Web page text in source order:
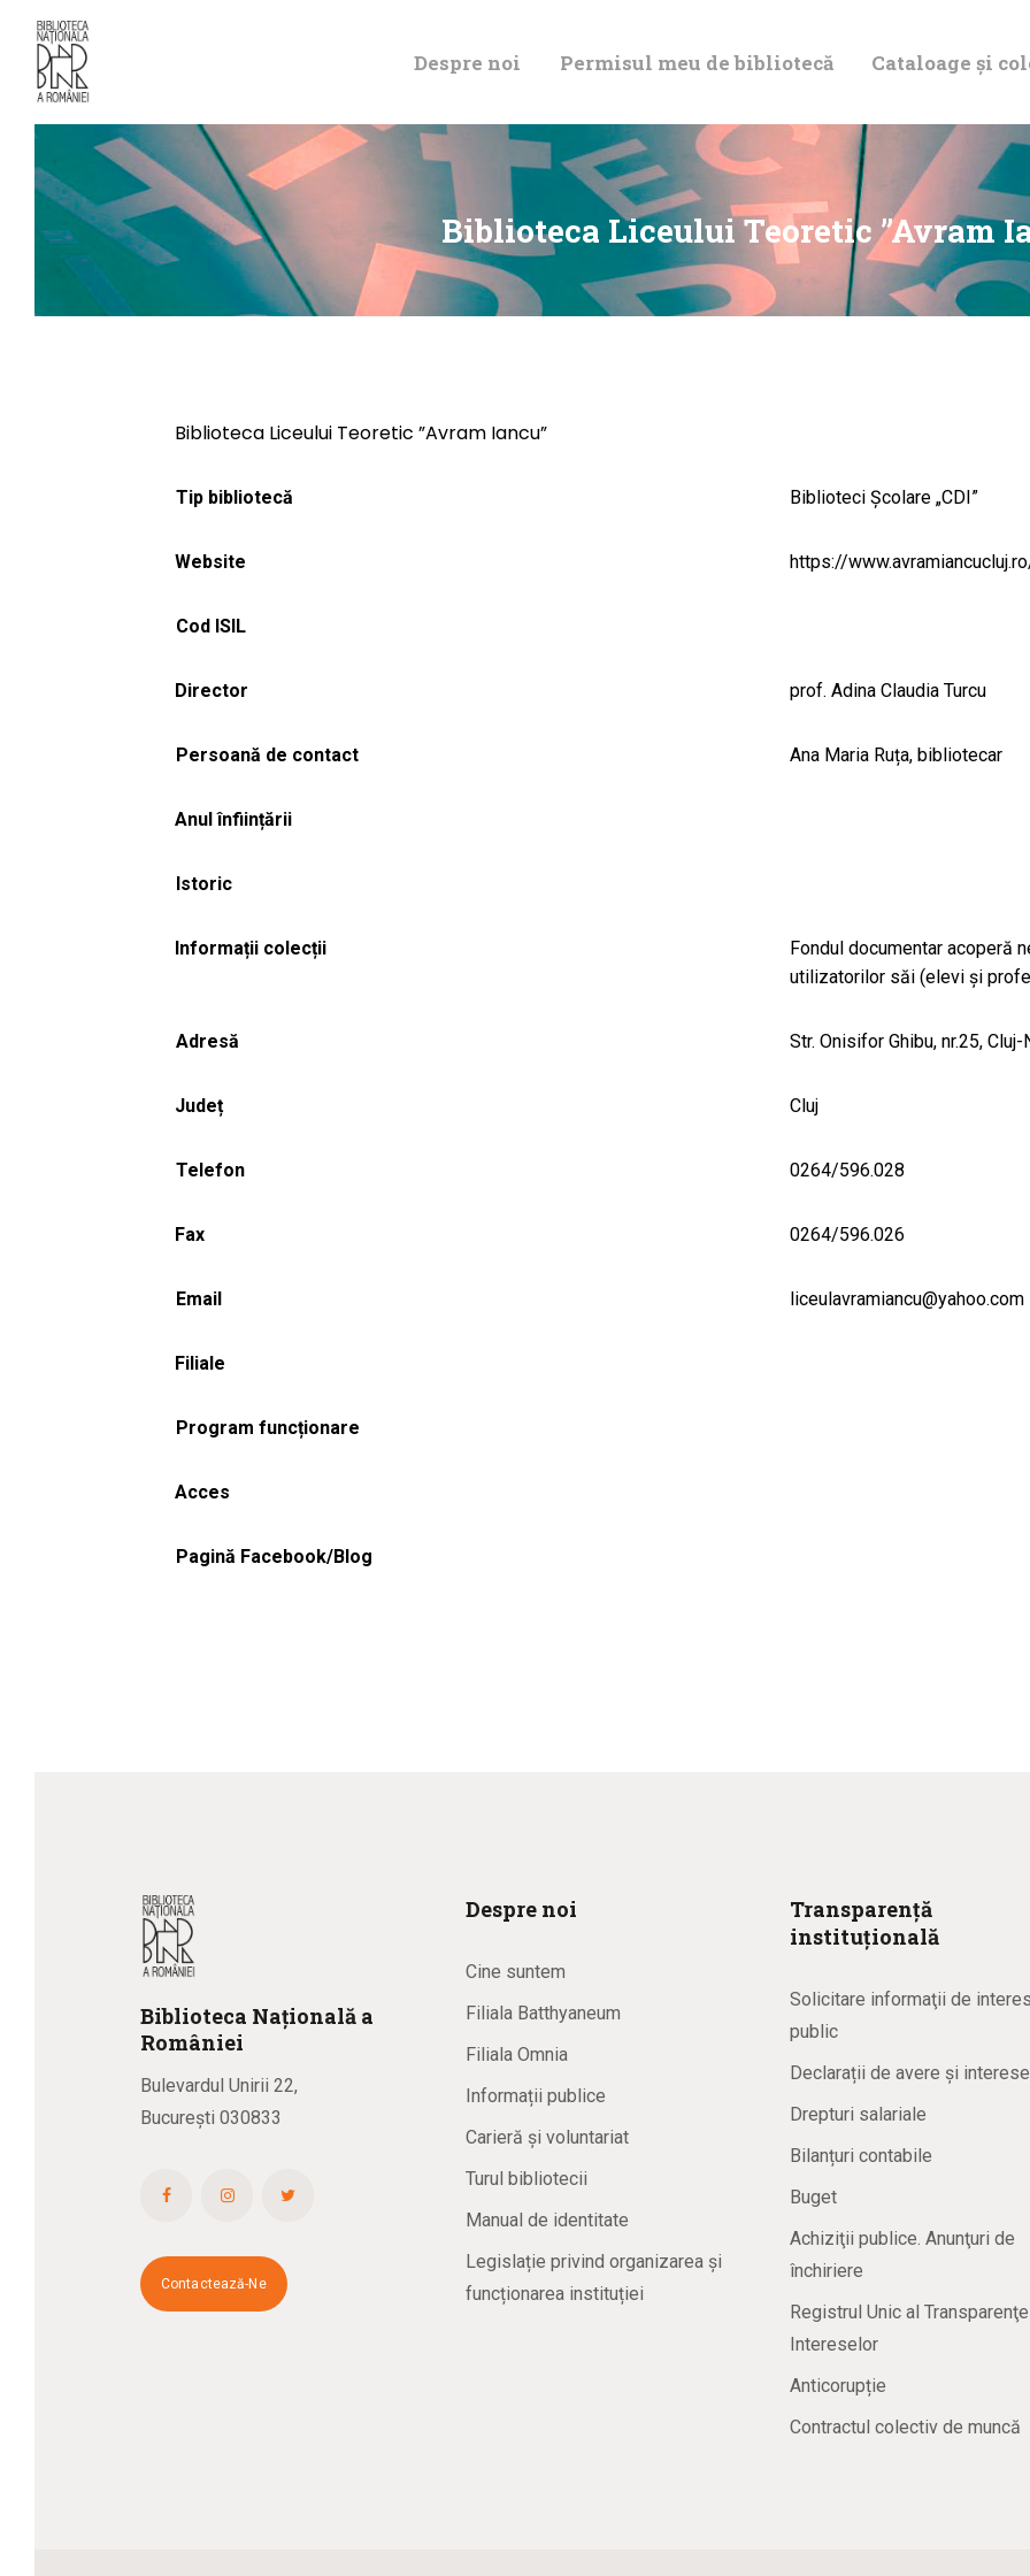
Despre noi Permisul meu de bibliotecă Cataloage și
Biblioteca Liceului Teoretic ”Avram
DE BIBLIOTECĂ
CATALOAGE ȘI
COLECȚII
Biblioteca Liceului Teoretic ”Avram Iancu”
Tip bibliotecă Biblioteci Școlare „CDI”
Website https://
Cod ISIL
Director prof. Adina Claudia Turcu
Persoană de contact Ana Maria Ruța, bibliotecar
Anul înființării
Istoric
Informații colecții
Fondul documentar acoperă
utilizatorilor săi (elevi și
Adresă Str. Onisifor Ghibu, nr.25, Cluj-
Județ Cluj
Telefon 0264/596.028
Fax 0264/596.026
Email liceulavramiancu@yahoo.com
Filiale
Program funcționare
Acces
Pagină Facebook/Blog
Biblioteca Națională a
României
Bulevardul Unirii 22,
București 030833
Contactează-Ne
Despre noi
Cine suntem
Filiala Batthyaneum
Filiala Omnia
Informații publice
Carieră și voluntariat
Turul bibliotecii
Manual de identitate
Legislație privind organizarea și
funcționarea instituției
Transparență
instituțională
Solicitare informaţii de interes
public
Declarații de avere și interese
Drepturi salariale
Bilanțuri contabile
Buget
Achiziţii publice. Anunţuri de
închiriere
Registrul Unic al
Intereselor
Anticorupție
Contractul colectiv de muncă